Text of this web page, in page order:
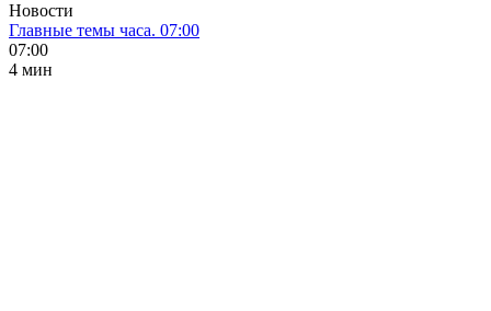
Новости
Главные темы часа. 07:00
07:00
4 мин